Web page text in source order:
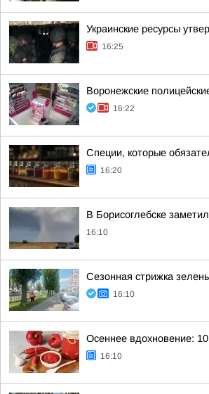
Украинские ресурсы
16:25
Воронежские
16:22
Специи, которые
16:20
В Борисоглебске
16:10
Сезонная стрижка
16:10
Осеннее вдохновение:
16:10